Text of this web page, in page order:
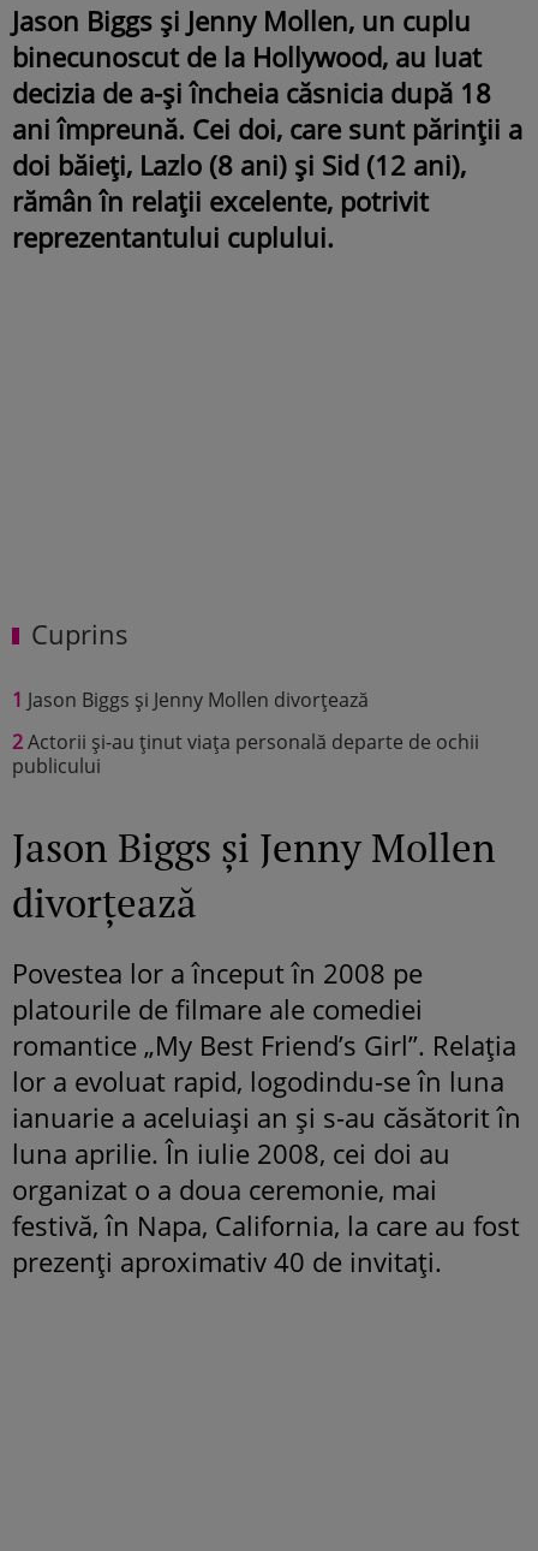
Jason Biggs și Jenny Mollen, un cuplu
binecunoscut de la Hollywood, au luat
decizia de a-și încheia căsnicia după 18
ani împreună. Cei doi, care sunt părinții a
doi băieți, Lazlo (8 ani) și Sid (12 ani),
rămân în relații excelente, potrivit
reprezentantului cuplului.
Cuprins
1 Jason Biggs și Jenny Mollen divorțează
2Actorii și-au ținut viața personală departe de ochii
publicului
Jason Biggs și Jenny Mollen
divorțează
Povestea lor a început în 2008 pe
platourile de filmare ale comediei
romantice „My Best Friend’s Girl”. Relația
lor a evoluat rapid, logodindu-se în luna
ianuarie a aceluiași an și s-au căsătorit în
luna aprilie. În iulie 2008, cei doi au
organizat o a doua ceremonie, mai
festivă, în Napa, California, la care au fost
prezenți aproximativ 40 de invitați.